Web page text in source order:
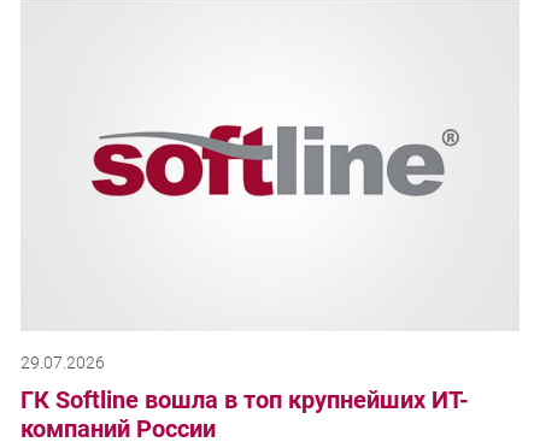
29.07.2026
ГК Softline вошла в топ крупнейших ИТ-
компаний России